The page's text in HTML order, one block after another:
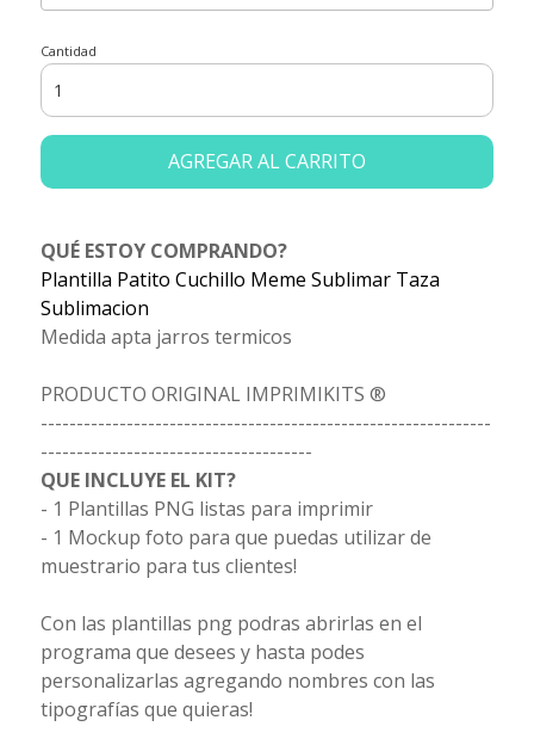
Cantidad
AGREGAR AL CARRITO
QUÉ ESTOY COMPRANDO?
Plantilla Patito Cuchillo Meme Sublimar Taza
Sublimacion
Medida apta jarros termicos
PRODUCTO ORIGINAL IMPRIMIKITS ®
---------------------------------------------------------------
--------------------------------------
QUE INCLUYE EL KIT?
- 1 Plantillas PNG listas para imprimir
- 1 Mockup foto para que puedas utilizar de
muestrario para tus clientes!
Con las plantillas png podras abrirlas en el
programa que desees y hasta podes
personalizarlas agregando nombres con las
tipografías que quieras!